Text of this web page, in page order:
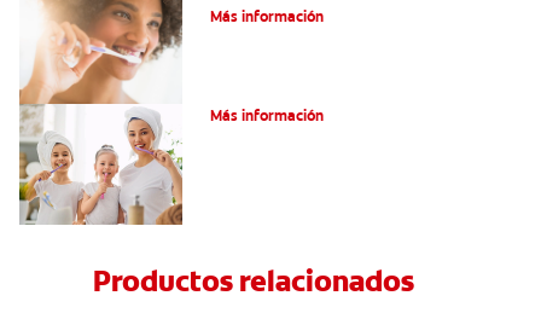
Más información
Más información
Productos relacionados